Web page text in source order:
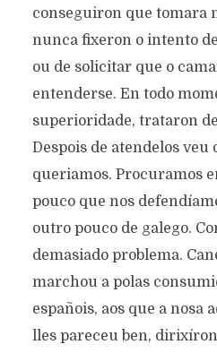
conseguiron que tomara
nunca fixeron o intento
ou de solicitar que o
entenderse. En todo
superioridade, trataron
Despois de atendelos veu
queriamos. Procuramos
pouco que nos
outro pouco de galego.
demasiado problema.
marchou a polas
españois, aos que a nosa
lles pareceu ben,